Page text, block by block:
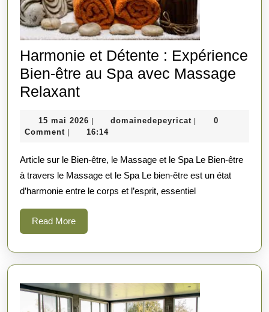
Harmonie et Détente : Expérience
Bien-être au Spa avec Massage
RelaxantHarmonie
Détente
Expérience
Bien-
être
au
Spa
avec
Relaxant
15 mai 2026 15
mai
domainedepeyricat
0
Comment
16:14
Article sur le Bien-être, le Massage et le Spa Le Bien-être
à travers le Massage et le Spa Le bien-être est un état
d’harmonie entre le corps et l’esprit, essentiel
Read MoreRead
More